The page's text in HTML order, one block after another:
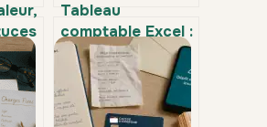
Tableau
comptable Excel :
5 colonnes
indispensables
pour fiabiliser
votre gestion